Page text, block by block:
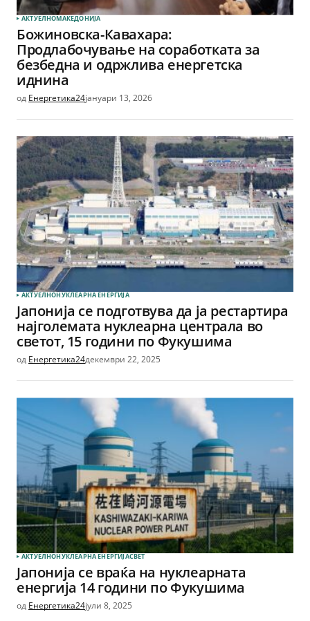
АКТУЕЛНОМАКЕДОНИЈА
Божиновска-Кавахара:
Продлабочување на соработката за
безбедна и одржлива енергетска
иднина
од Енергетика24јануари 13, 2026
АКТУЕЛНОНУКЛЕАРНА ЕНЕРГИЈА
Јапонија се подготвува да ја рестартира
најголемата нуклеарна централа во
светот, 15 години по Фукушима
од Енергетика24декември 22, 2025
АКТУЕЛНОНУКЛЕАРНА ЕНЕРГИЈАСВЕТ
Јапонија се враќа на нуклеарната
енергија 14 години по Фукушима
од Енергетика24јули 8, 2025